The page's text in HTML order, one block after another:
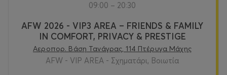
09:00 – 20:30
AFW 2026 - VIP3 AREA – FRIENDS & FAMILY
IN COMFORT, PRIVACY & PRESTIGE
Αεροπορ. Βάση Τανάγρας, 114 Πτέρυγα Μάχης
AFW - VIP AREA - Σχηματάρι, Βοιωτία